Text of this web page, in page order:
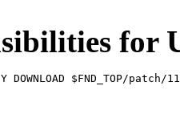
for
0 Y DOWNLOAD $FND_TOP/